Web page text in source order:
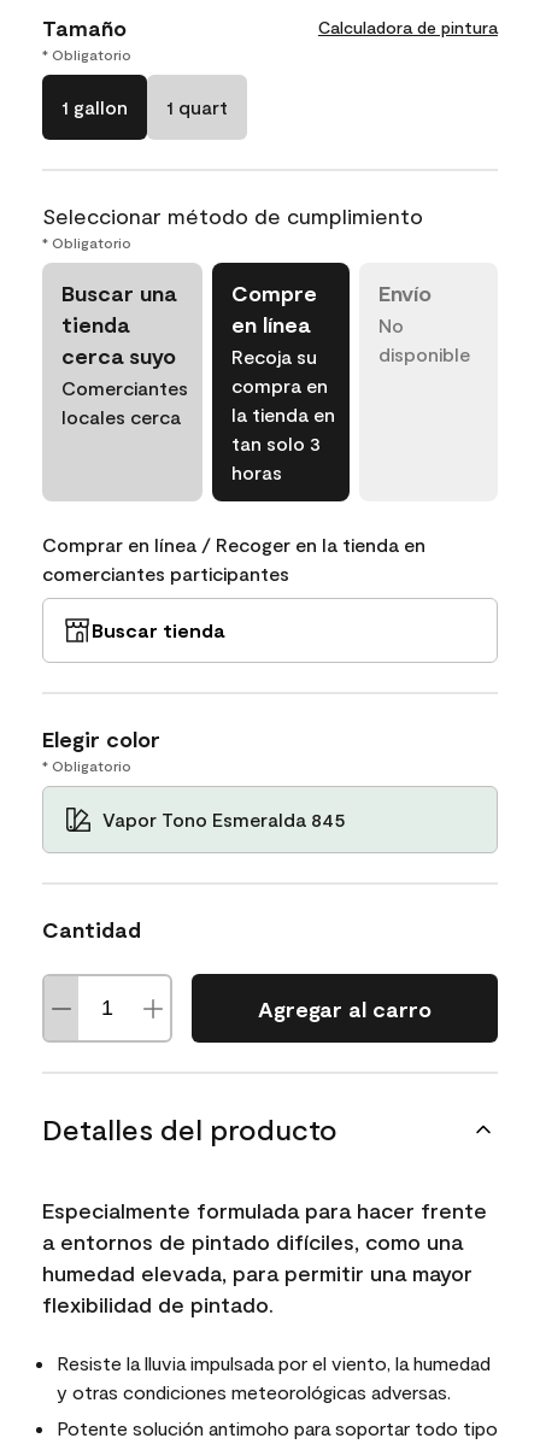
Tamaño Calculadora de pintura
* Obligatorio
1 gallon 1 quart
Seleccionar método de cumplimiento
* Obligatorio
Buscar una
tienda
cerca suyo
Comerciantes
locales cerca
Compre
en línea
Recoja su
compra en
la tienda en
tan solo 3
horas
Envío
No
disponible
Comprar en línea / Recoger en la tienda en
comerciantes participantes
Buscar tienda
Elegir color
* Obligatorio
Vapor Tono Esmeralda 845
Cantidad
Agregar al carro
Detalles del producto
Especialmente formulada para hacer frente
a entornos de pintado difíciles, como una
humedad elevada, para permitir una mayor
flexibilidad de pintado.
Resiste la lluvia impulsada por el viento, la humedad
y otras condiciones meteorológicas adversas.
Potente solución antimoho para soportar todo tipo